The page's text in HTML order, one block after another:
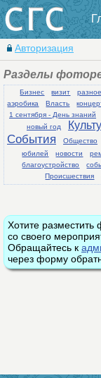
Авторизация
Разделы
Бизнес визит разное
аэробика
Власть
1 сентября - День знаний
новый год
События Общество
юбилей
новости
благоустройство
Происшествия
Хотите разместить
со своего
Обращайтесь к
через форму